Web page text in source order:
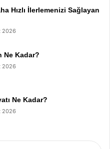
Hızlı İlerlemenizi Sağlayan
2026
Ne Kadar?
2026
Ne Kadar?
2026